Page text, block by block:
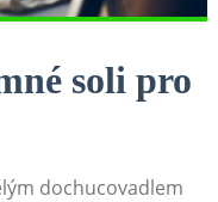
soli pro
dochucovadlem